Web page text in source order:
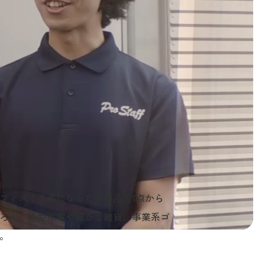
ィスで不要になった不用品を1点から
ん、小型家電や細かな雑貨、事業系ゴ